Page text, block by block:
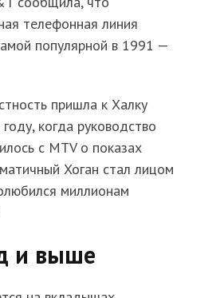
телефонная линия
популярной в 1991 —
пришла к Халку
когда руководство
с MTV о показах
Хоган стал лицом
миллионам
и выше